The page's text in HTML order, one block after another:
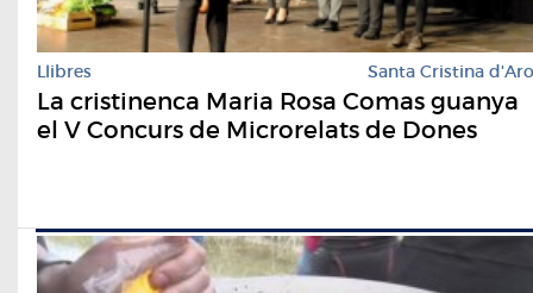
Llibres Santa Cristina d'Aro
La cristinenca Maria Rosa Comas guanya
el V Concurs de Microrelats de Dones